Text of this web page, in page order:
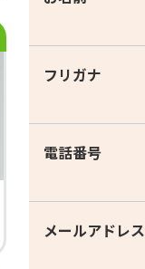
フリガナ
電話番号
メールアドレス